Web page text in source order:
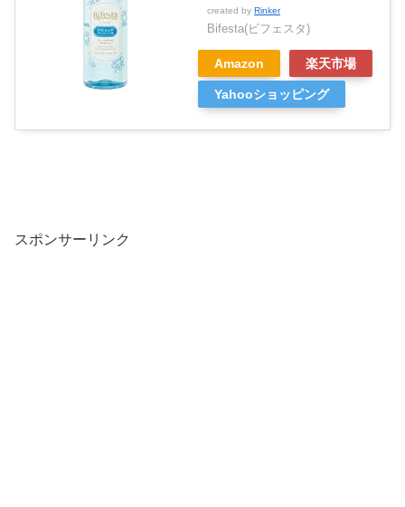
created by Rinker
Bifesta(ビフェスタ)
Amazon 楽天市場
Yahooショッピング
スポンサーリンク